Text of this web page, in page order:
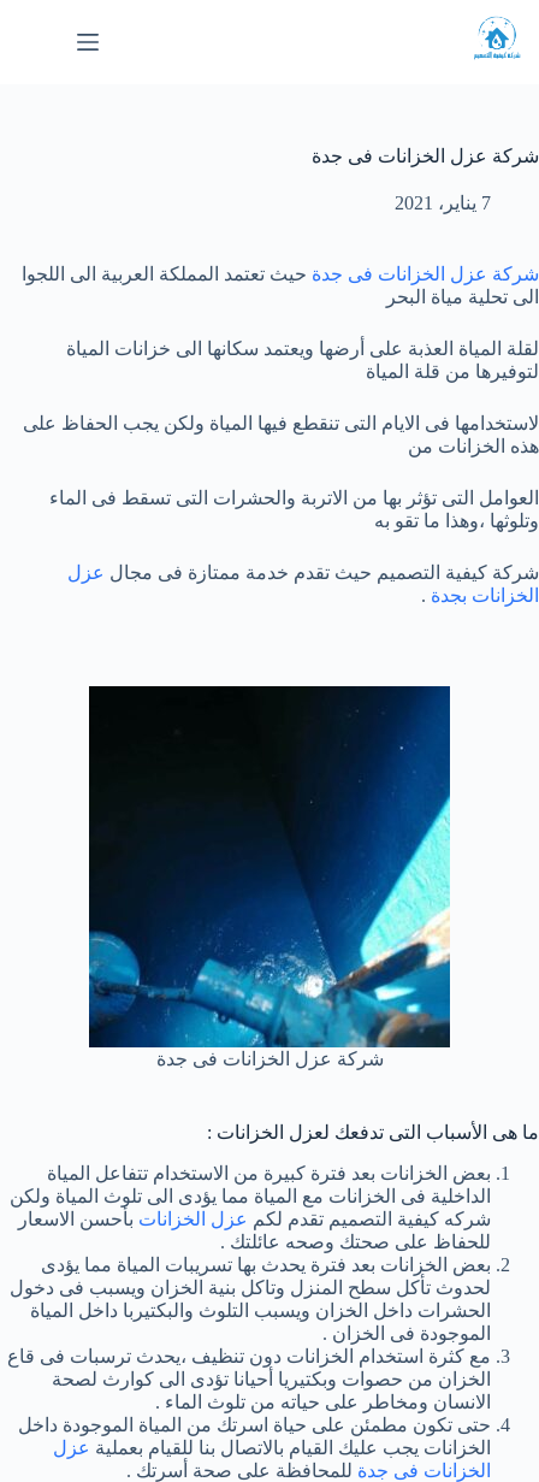
إلى
المحتوى
شركة عزل الخزانات فى جدة
7 يناير، 2021
شركة عزل الخزانات فى جدة حيث تعتمد المملكة العربية الى اللجوا
الى تحلية مياة البحر
لقلة المياة العذبة على أرضها ويعتمد سكانها الى خزانات المياة
لتوفيرها من قلة المياة
لاستخدامها فى الايام التى تنقطع فيها المياة ولكن يجب الحفاظ على
هذه الخزانات من
العوامل التى تؤثر بها من الاتربة والحشرات التى تسقط فى الماء
وتلوثها ،وهذا ما تقو به
شركة كيفية التصميم حيث تقدم خدمة ممتازة فى مجال عزل
الخزانات بجدة .
شركة عزل الخزانات فى جدة
ما هى الأسباب التى تدفعك لعزل الخزانات :
بعض الخزانات بعد فترة كبيرة من الاستخدام تتفاعل المياة
الداخلية فى الخزانات مع المياة مما يؤدى الى تلوث المياة ولكن
شركه كيفية التصميم تقدم لكم عزل الخزانات بأحسن الاسعار
للحفاظ على صحتك وصحه عائلتك .
بعض الخزانات بعد فترة يحدث بها تسريبات المياة مما يؤدى
لحدوث تأكل سطح المنزل وتاكل بنية الخزان ويسبب فى دخول
الحشرات داخل الخزان ويسبب التلوث والبكتيربا داخل المياة
الموجودة فى الخزان .
مع كثرة استخدام الخزانات دون تنظيف ،يحدث ترسبات فى قاع
الخزان من حصوات وبكتيريا أحيانا تؤدى الى كوارث لصحة
الانسان ومخاطر على حياته من تلوث الماء .
حتى تكون مطمئن على حياة اسرتك من المياة الموجودة داخل
الخزانات يجب عليك القيام بالاتصال بنا للقيام بعملية عزل
الخزانات فى جدة للمحافظة على صحة أسرتك .